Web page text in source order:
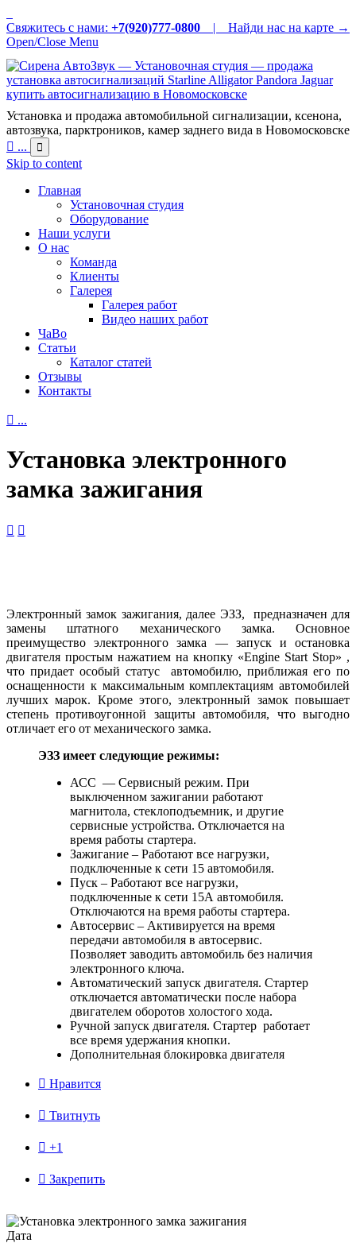
Свяжитесь с нами: +7(920)777-0800 | Найди нас на карте →
Open/Close Menu
Установка и продажа автомобильной сигнализации, ксенона,
автозвука, парктроников, камер заднего вида в Новомосковске
 ... 
Skip to content
Главная
Установочная студия
Оборудование
Наши услуги
О нас
Команда
Клиенты
Галерея
Галерея работ
Видео наших работ
ЧаВо
Статьи
Каталог статей
Отзывы
Контакты
 ...
Установка электронного
замка зажигания
 
Электронный замок зажигания, далее ЭЗЗ, предназначен для
замены штатного механического замка. Основное
преимущество электронного замка — запуск и остановка
двигателя простым нажатием на кнопку «Engine Start Stop» ,
что придает особый статус автомобилю, приближая его по
оснащенности к максимальным комплектациям автомобилей
лучших марок. Кроме этого, электронный замок повышает
степень противоугонной защиты автомобиля, что выгодно
отличает его от механического замка.
ЭЗЗ имеет следующие режимы:
АСС — Сервисный режим. При
выключенном зажигании работают
магнитола, стеклоподъемник, и другие
сервисные устройства. Отключается на
время работы стартера.
Зажигание – Работают все нагрузки,
подключенные к сети 15 автомобиля.
Пуск – Работают все нагрузки,
подключенные к сети 15А автомобиля.
Отключаются на время работы стартера.
Автосервис – Активируется на время
передачи автомобиля в автосервис.
Позволяет заводить автомобиль без наличия
электронного ключа.
Автоматический запуск двигателя. Стартер
отключается автоматически после набора
двигателем оборотов холостого хода.
Ручной запуск двигателя. Стартер работает
все время удержания кнопки.
Дополнительная блокировка двигателя
 Нравится
 Твитнуть
 +1
 Закрепить
Дата